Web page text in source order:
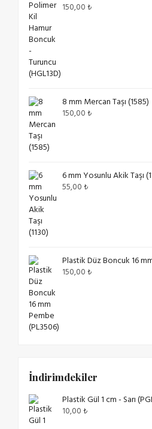
150,00₺
8 mm Mercan Taşı (1585)
150,00₺
6 mm Yosunlu Akik Taşı
55,00₺
Plastik Düz Boncuk 16
150,00₺
İndirimdekiler
Plastik Gül 1 cm - Sarı
10,00₺